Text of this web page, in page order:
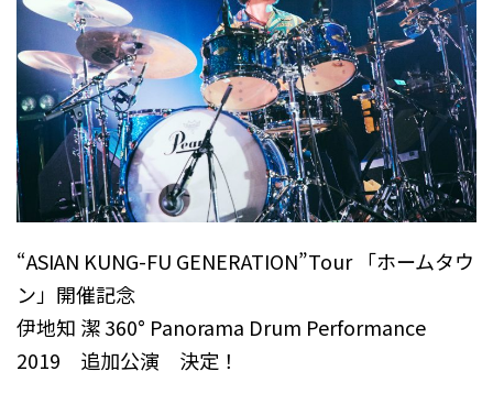
“ASIAN KUNG-FU GENERATION”Tour 「ホームタウ
ン」開催記念
伊地知 潔 360° Panorama Drum Performance
2019 追加公演 決定！